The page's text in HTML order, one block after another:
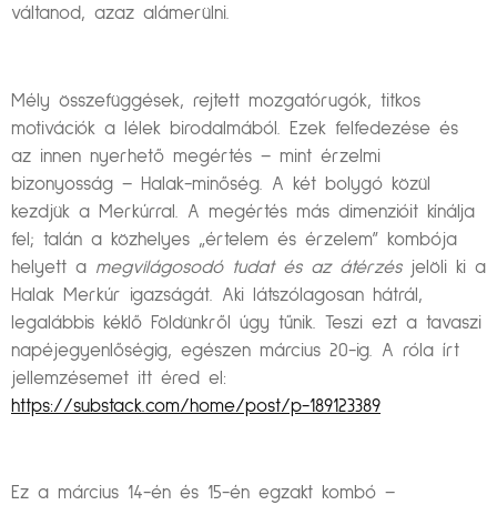
váltanod, azaz alámerülni.
Mély összefüggések, rejtett mozgatórugók, titkos
motivációk a lélek birodalmából. Ezek felfedezése és
az innen nyerhető megértés – mint érzelmi
bizonyosság – Halak-minőség. A két bolygó közül
kezdjük a Merkúrral. A megértés más dimenzióit kínálja
fel; talán a közhelyes „értelem és érzelem” kombója
helyett a megvilágosodó tudat és az átérzésjelöli ki a
Halak Merkúr igazságát. Aki látszólagosan hátrál,
legalábbis kéklő Földünkről úgy tűnik. Teszi ezt a tavaszi
napéjegyenlőségig, egészen március 20-ig. A róla írt
jellemzésemet itt éred el:
https://substack.com/home/post/p-189123389
Ez a március 14-én és 15-én egzakt kombó –